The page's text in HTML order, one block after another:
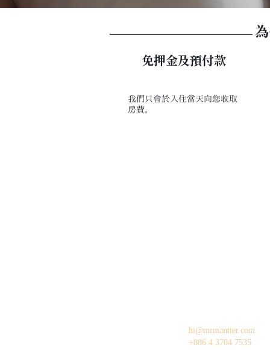
​免押金及預付款
我們只會於入住當天向您收取
房費。
hi@mrmantter.com
+886 4 3704 7535